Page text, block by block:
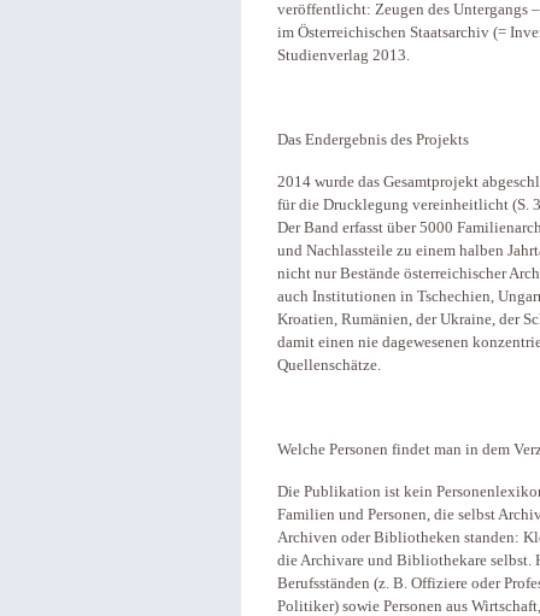
veröffentlicht: Zeugen des Untergangs
im Österreichischen Staatsarchiv (=
Studienverlag 2013.
Das Endergebnis des Projekts
2014 wurde das Gesamtprojekt
für die Drucklegung vereinheitlicht (S.
Der Band erfasst über 5000
und Nachlassteile zu einem halben
nicht nur Bestände österreichischer
auch Institutionen in Tschechien,
Kroatien, Rumänien, der Ukraine, der
damit einen nie dagewesenen
Quellenschätze.
Welche Personen findet man in dem
Die Publikation ist kein
Familien und Personen, die selbst
Archiven oder Bibliotheken standen:
die Archivare und Bibliothekare selbst.
Berufsständen (z. B. Offiziere oder
Politiker) sowie Personen aus